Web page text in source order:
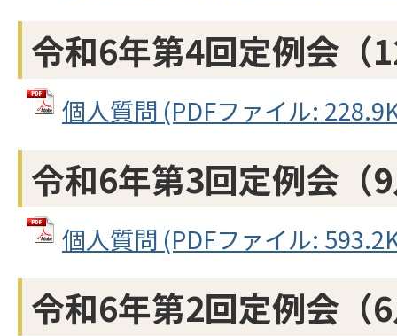
令和6年第4回定例会（
個人質問 (PDFファイル:
令和6年第3回定例会（
個人質問 (PDFファイル:
令和6年第2回定例会（